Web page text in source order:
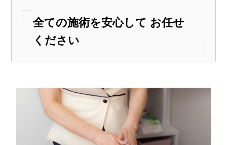
全ての施術を安心して お任せ
ください